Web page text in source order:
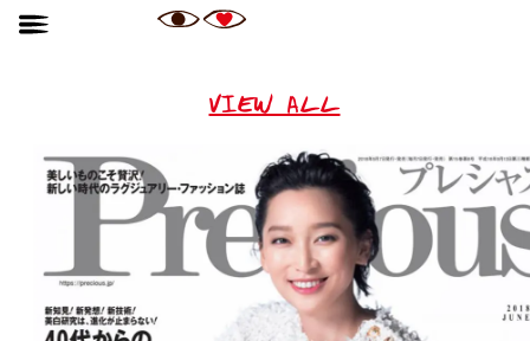
VIEW ALL